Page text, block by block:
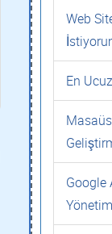
Web
En
Google